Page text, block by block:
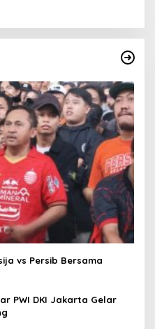
vs Persib Bersama
PWI DKI Jakarta Gelar